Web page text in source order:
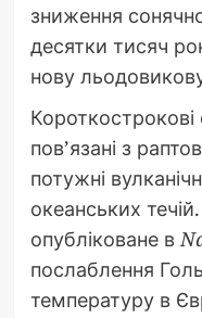
зниження
десятки тисяч
нову
Короткострокові
пов’язані з
потужні
океанських
опубліковане в
послаблення
температуру в